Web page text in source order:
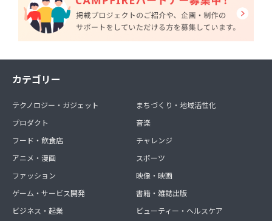
カテゴリー
テクノロジー・ガジェット
プロダクト
フード・飲食店
アニメ・漫画
ファッション
ゲーム・サービス開発
ビジネス・起業
まちづくり・地域活性化
音楽
チャレンジ
スポーツ
映像・映画
書籍・雑誌出版
ビューティー・ヘルスケア